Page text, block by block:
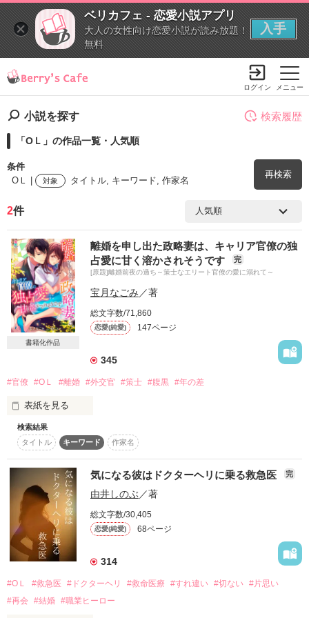
ベリカフェ - 恋愛小説アプリ
大人の女性向け恋愛小説が読み放題！
無料
入手
メニュー
ログイン
小説を探す
「ОＬ」の作品一覧・人気順
条件
ОＬ |
対象 タイトル, キーワード, 作家名
再検索
検索ワード
を含む
詳しく検索
検索対象
キーワード
あらすじ
ジャンル
感想
ステータス 全て 完結
作品の長さ 長編 中編
コンテスト
検索履歴
2件
書籍化作品
離婚を申し出た政略妻は、キャリア官僚の独
占愛に甘く溶かされそうです
完
[原題]離婚前夜の過ち～策士なエリート官僚の愛に溺れて～
宝月なごみ ／著
総文字数/71,860
恋愛(純愛) 147ページ
345
#官僚 #ОＬ #離婚 #外交官 #策士 #腹黒 #年の差
表紙を見る
結婚して一年。
暮らしは平穏だけれど
一度も夫婦生活がないのは
私のアレが小さいから、ですよね…？
努力ではどうにもならない自分の欠陥を受け入れ、
私はとうとう離婚を決意した、けれど。
「それでも、俺は佳乃としたい」
検索結果
タイトル
キーワード 作家名
気になる彼はドクターヘリに乗る救急医 完
由井しのぶ ／著
総文字数/30,405
恋愛(純愛) 68ページ
314
#ОＬ #救急医 #ドクターヘリ #救命医療 #すれ違い #切ない #片思い
#再会 #結婚 #職業ヒーロー